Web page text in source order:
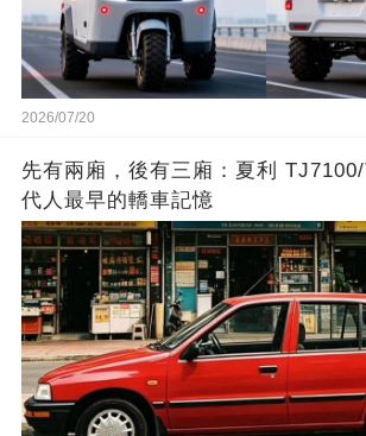
2026/07/20
先有兩廂，後有三廂：夏利
代人最早的轎車記憶